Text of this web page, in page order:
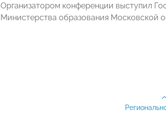
Организатором конференции выступил
Министерства образования Московской